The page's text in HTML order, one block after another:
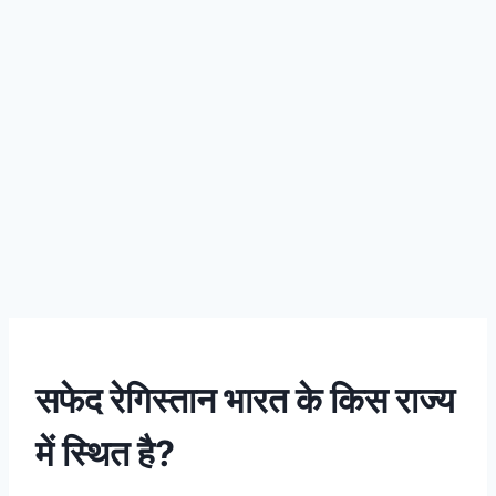
सफेद रेगिस्तान भारत के किस राज्य
में स्थित है?